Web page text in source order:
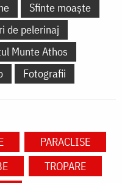
Sfinte moaște
de pelerinaj
Munte Athos
Fotografii
PARACLISE
TROPARE